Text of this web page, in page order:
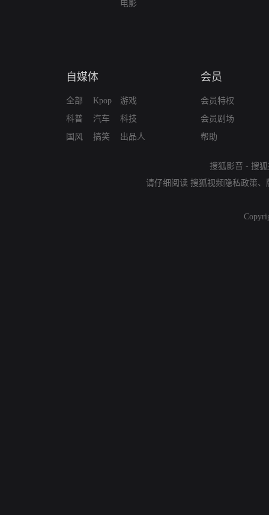
电影
自媒体
全部
科普
国风
Kpop
汽车
搞笑
游戏
科技
出品人
会员
会员特权
会员剧场
帮助
搜狐影音 - 搜
请仔细阅读 搜狐视频隐私政策、